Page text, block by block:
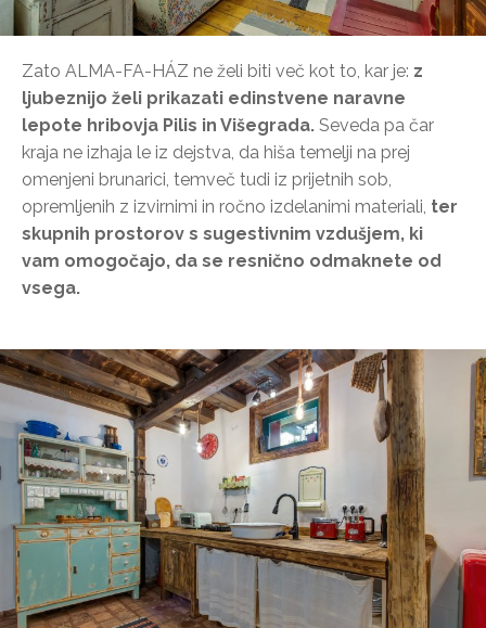
Zato ALMA-FA-HÁZ ne želi biti več kot to, kar je: z
ljubeznijo želi prikazati edinstvene naravne
lepote hribovja Pilis in Višegrada. Seveda pa čar
kraja ne izhaja le iz dejstva, da hiša temelji na prej
omenjeni brunarici, temveč tudi iz prijetnih sob,
opremljenih z izvirnimi in ročno izdelanimi materiali, ter
skupnih prostorov s sugestivnim vzdušjem, ki
vam omogočajo, da se resnično odmaknete od
vsega.